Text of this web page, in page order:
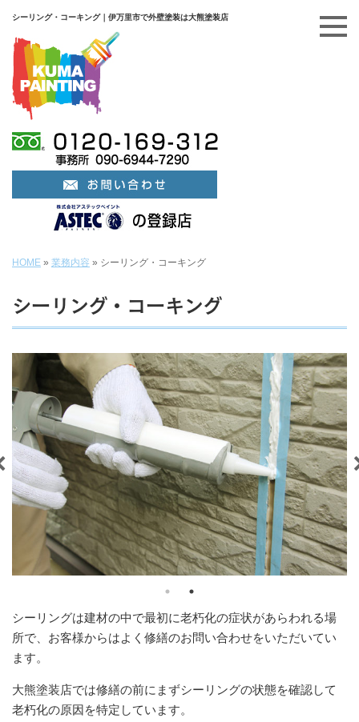
シーリング・コーキング｜伊万里市で外壁塗装は大熊塗装店
HOME » 業務内容 » シーリング・コーキング
シーリング・コーキング
シーリングは建材の中で最初に老朽化の症状があらわれる場
所で、お客様からはよく修繕のお問い合わせをいただいてい
ます。
大熊塗装店では修繕の前にまずシーリングの状態を確認して
老朽化の原因を特定しています。